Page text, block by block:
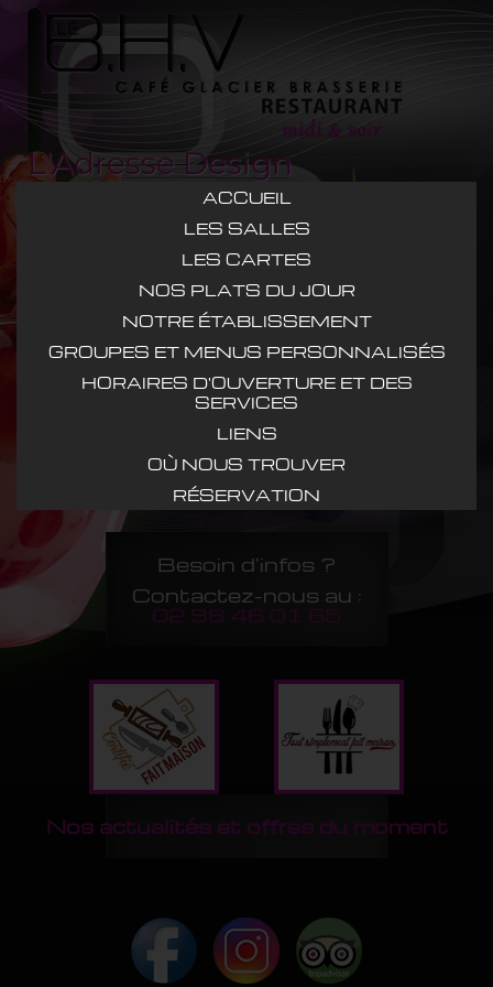
L'Adresse Design
ACCUEIL
LES SALLES
LES CARTES
NOS PLATS DU JOUR
NOTRE ÉTABLISSEMENT
GROUPES ET MENUS PERSONNALISÉS
HORAIRES D'OUVERTURE ET DES
SERVICES
LIENS
OÙ NOUS TROUVER
RÉSERVATION
Besoin d'infos ?
Contactez-nous au :
02 98 46 01 65
Nos actualités et offres du moment